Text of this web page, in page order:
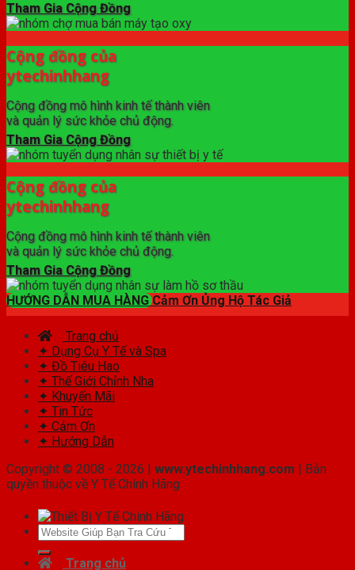
Tham Gia Cộng Đồng
Cộng đồng của
ytechinhhang
Cộng đồng mô hình kinh tế thành viên
và quản lý sức khỏe chủ động.
Tham Gia Cộng Đồng
Cộng đồng của
ytechinhhang
Cộng đồng mô hình kinh tế thành viên
và quản lý sức khỏe chủ động.
Tham Gia Cộng Đồng
HƯỚNG DẪN MUA HÀNG Cảm Ơn Ủng Hộ Tác Giả
Trang chủ
✦ Dụng Cụ Y Tế và Spa
✦ Đồ Tiêu Hao
✦ Thế Giới Chỉnh Nha
✦ Khuyến Mãi
✦ Tin Tức
✦ Cảm Ơn
✦ Hướng Dẫn
Copyright © 2008 - 2026 | www.ytechinhhang.com | Bản
quyền thuộc về Y Tế Chính Hãng
Tìm
kiếm:
Trang chủ